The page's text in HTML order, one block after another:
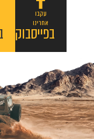
עקבו
אחרינו
בפייסבוק